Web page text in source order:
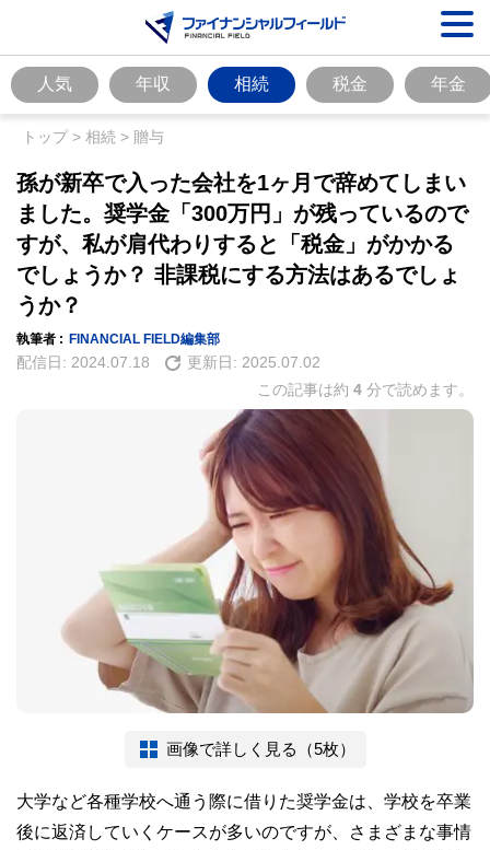
人気 年収 相続 税金 年金
トップ> 相続 > 贈与
孫が新卒で入った会社を1ヶ月で辞めてしまい
ました。奨学金「300万円」が残っているので
すが、私が肩代わりすると「税金」がかかる
でしょうか？ 非課税にする方法はあるでしょ
うか？
執筆者 : FINANCIAL FIELD編集部
配信日: 2024.07.18 更新日: 2025.07.02
この記事は約 4 分で読めます。
画像で詳しく見る（5枚）
大学など各種学校へ通う際に借りた奨学金は、学校を卒業
後に返済していくケースが多いのですが、さまざまな事情